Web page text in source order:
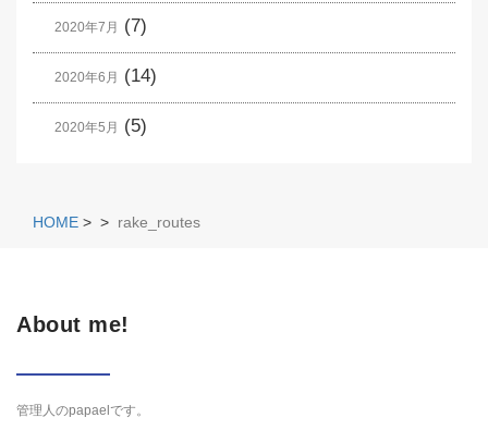
2020年7月 (7)
2020年6月 (14)
2020年5月 (5)
HOME > > rake_routes
About me!
管理人のpapaelです。